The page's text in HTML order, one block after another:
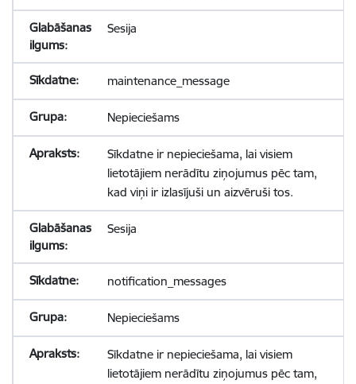
Sesija
maintenance_message
Nepieciešams
Sīkdatne ir nepieciešama, lai visiem
lietotājiem nerādītu ziņojumus pēc tam,
kad viņi ir izlasījuši un aizvēruši tos.
Sesija
notification_messages
Nepieciešams
Sīkdatne ir nepieciešama, lai visiem
lietotājiem nerādītu ziņojumus pēc tam,